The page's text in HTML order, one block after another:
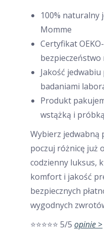
100% naturalny
Momme
Certyfikat
bezpieczeństwo
Jakość
badaniami
Produkt
wstążką i
Wybierz jedwabną
poczuj różnicę już
codzienny luksus,
komfort i jakość
bezpiecznych
wygodnych
⭐⭐⭐⭐⭐ 5/5 opinie >